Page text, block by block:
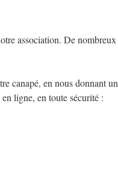
association. De nombreux
canapé, en nous donnant un
ligne, en toute sécurité :